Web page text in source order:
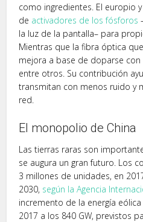
como ingredientes. El europio
de activadores de los fósforos
la luz de la pantalla– para
Mientras que la fibra óptica
mejora a base de doparse
entre otros. Su contribución
transmitan con menos ruido y
red.
El monopolio de China
Las tierras raras son
se augura un gran futuro. Los
3 millones de unidades, en
2030, según la Agencia
incremento de la energía
2017 a los 840 GW, previstos